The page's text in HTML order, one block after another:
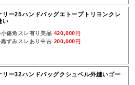
リー25ハンドバッグエトープトリヨンクレ
い
傷角スレ有り美品 420,000円
ずみスレあり中古 200,000円
リー32ハンドバッグクシュベル外縫いゴー